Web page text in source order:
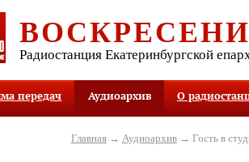
Радиостанция Екатеринбургской
передач Аудиоархив О
Главная→ Аудиоархив→ Гость в